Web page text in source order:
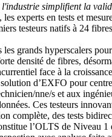
simplifient la
experts en tests et
testeurs natifs à 24
grands hyperscalers
densité de fibres,
face à la
d’EXFO pour
nne/s et aux
Ces testeurs
complète, des tests
l’OLTS de Niveau 1